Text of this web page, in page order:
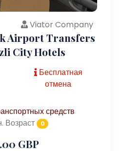
Viator Company
Airport Transfers
City Hotels
Бесплатная
отмена
средств
Возраст
0
GBP